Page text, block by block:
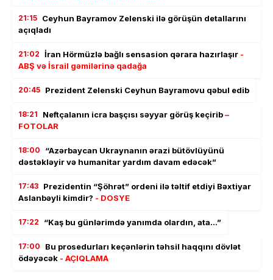
21:15 Ceyhun Bayramov Zelenski ilə görüşün detallarını
açıqladı
21:02 İran Hörmüzlə bağlı sensasion qərara hazırlaşır -
ABŞ və İsrail gəmilərinə qadağa
20:45 Prezident Zelenski Ceyhun Bayramovu qəbul edib
18:21 Neftçalanın icra başçısı səyyar görüş keçirib–
FOTOLAR
18:00
“Azərbaycan Ukraynanın ərazi bütövlüyünü
dəstəkləyir və humanitar yardım davam edəcək”
17:43 Prezidentin “Şöhrət” ordeni ilə təltif etdiyi Bəxtiyar
Aslanbəyli kimdir? - DOSYE
17:22 “Kaş bu günlərimdə yanımda olardın, ata…”
17:00
Bu prosedurları keçənlərin təhsil haqqını dövlət
ödəyəcək - AÇIQLAMA